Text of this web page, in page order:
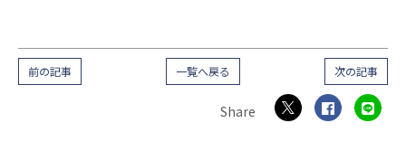
次の記事
一覧へ戻る
前の記事